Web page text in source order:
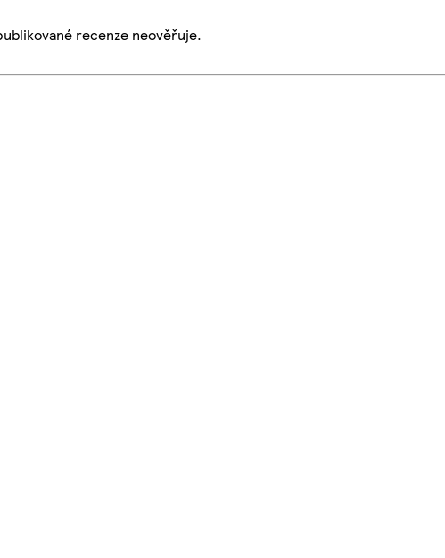
recenze neověřuje.